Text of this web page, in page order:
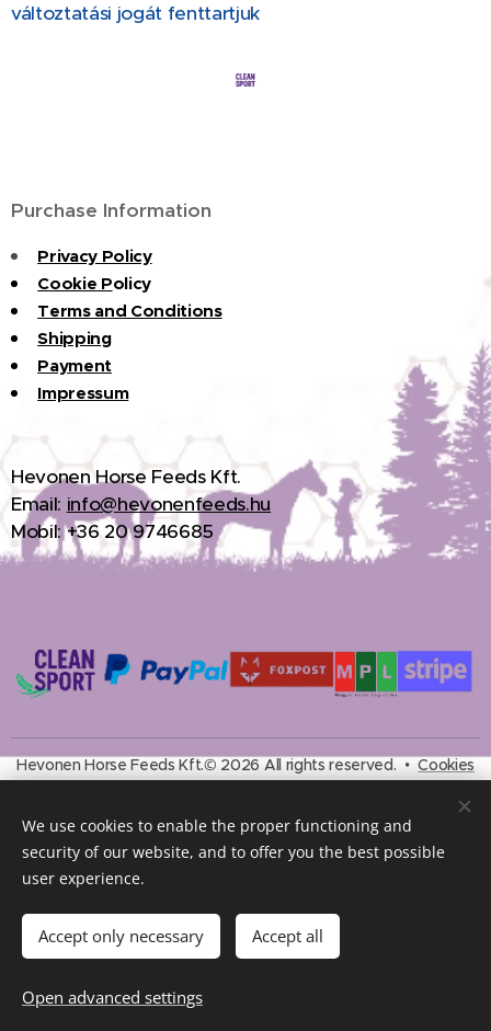
változtatási jogát fenttartjuk
Purchase Information
Privacy Policy
Cookie Policy
Terms and Conditions
Shipping
Payment
Impressum
Hevonen Horse Feeds Kft.
Email: info@hevonenfeeds.hu
Mobil: +36 20 9746685
Hevonen Horse Feeds Kft.© 2026 All rights reserved. Cookies
English
HUF Ft
EUR €
We use cookies to enable the proper functioning and
security of our website, and to offer you the best possible
user experience.
Accept only necessary Accept all
Open advanced settings